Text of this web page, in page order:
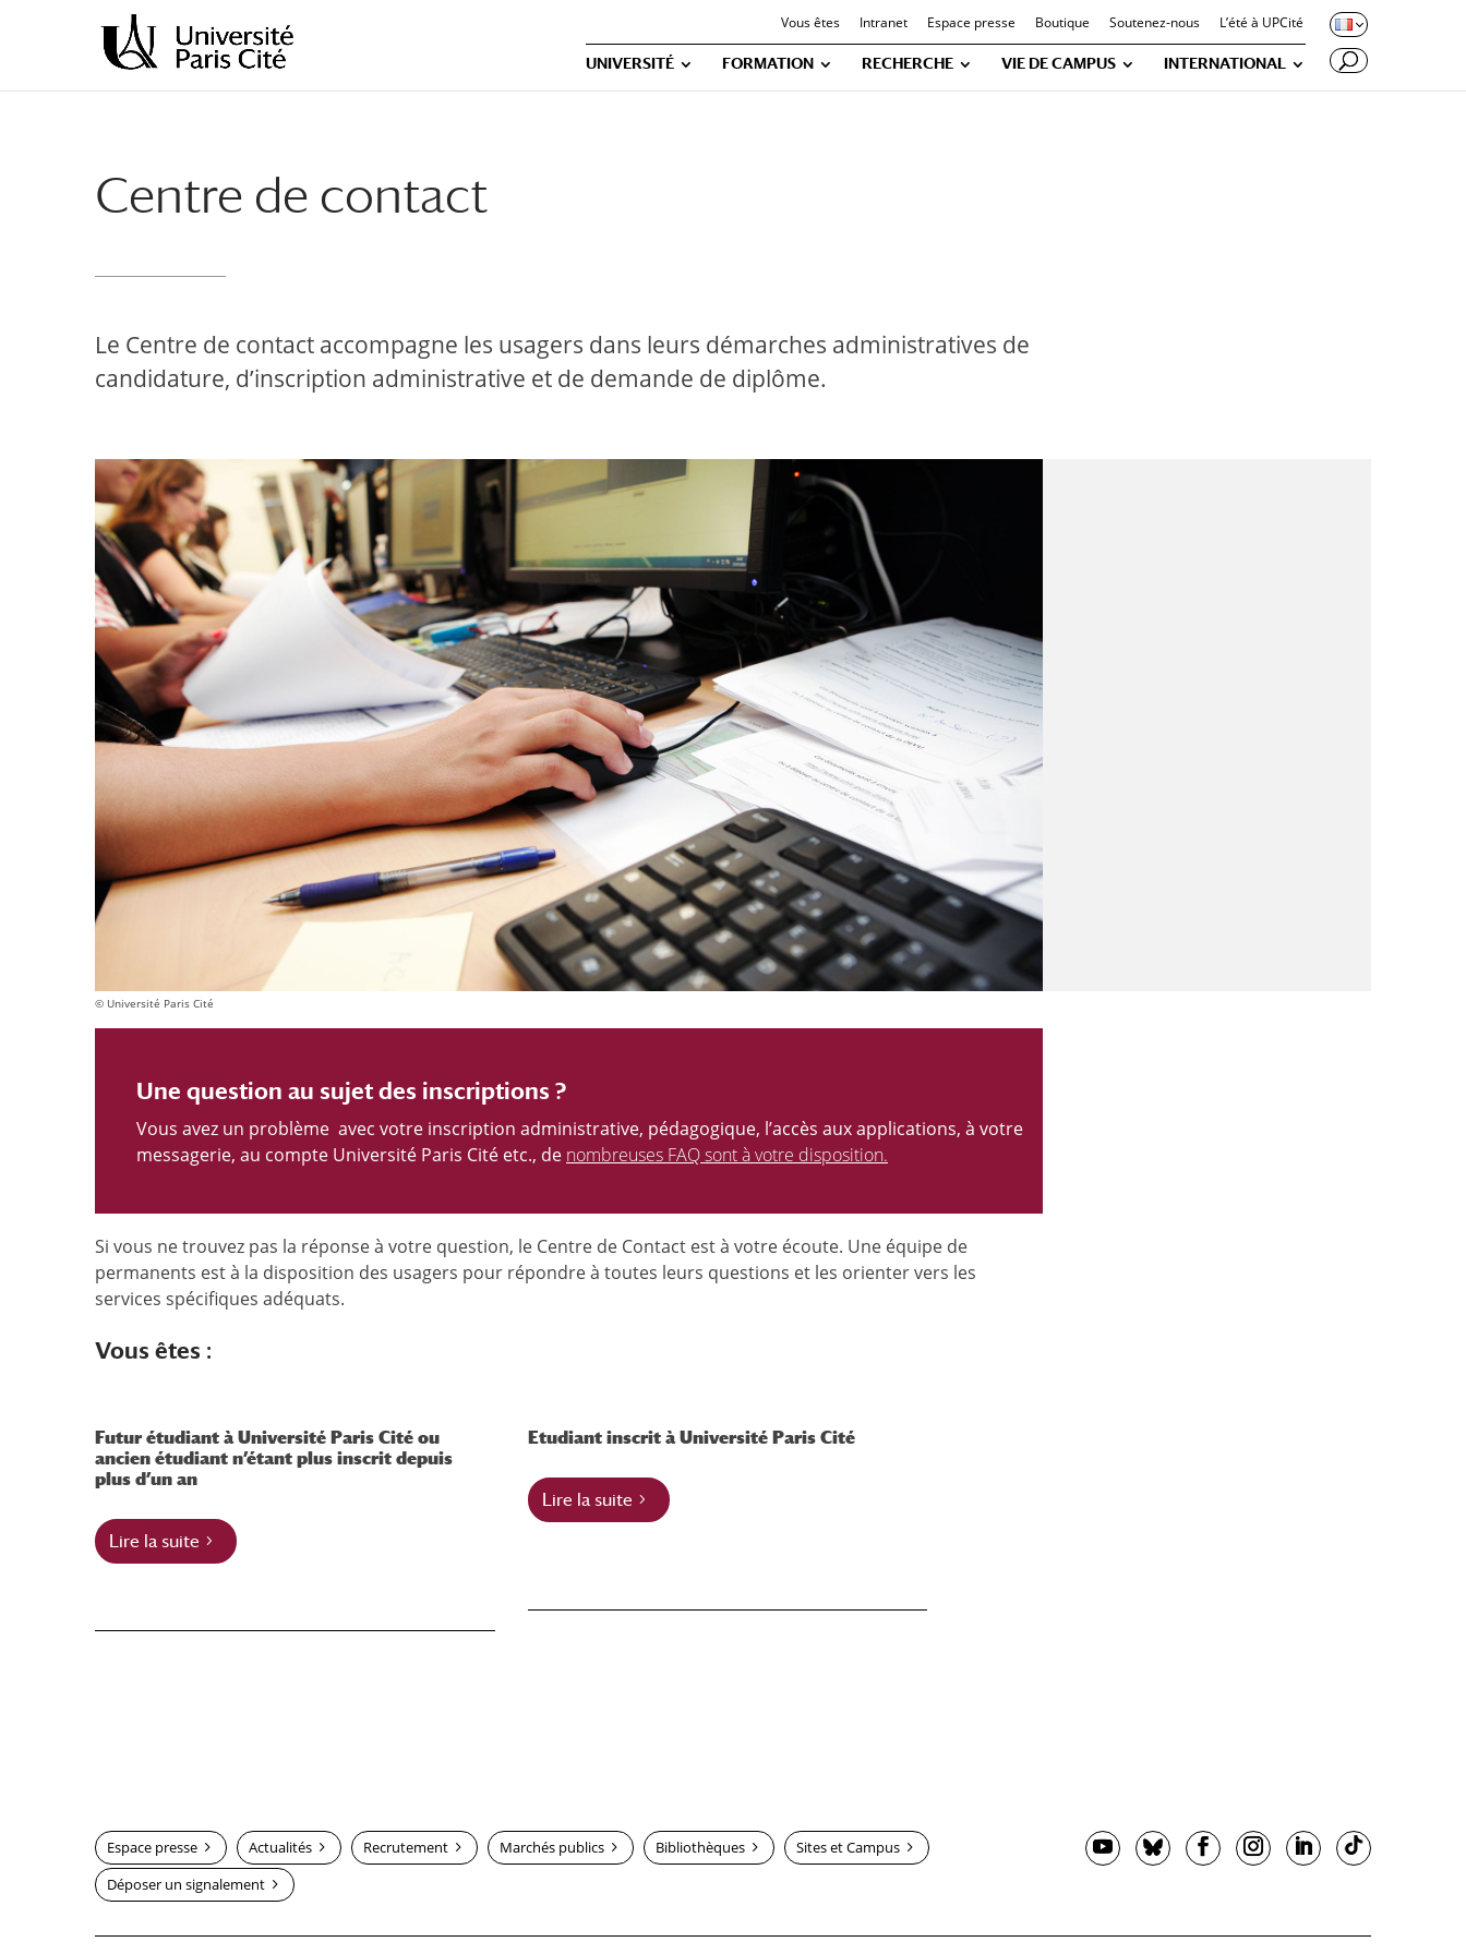
principal
navigation
Vous êtes Intranet Espace presse Boutique Soutenez-nous L’été à UPCité
UNIVERSITÉ FORMATION RECHERCHE VIE DE CAMPUS INTERNATIONAL
Centre de contact
Le Centre de contact accompagne les usagers dans leurs démarches administratives de
candidature, d’inscription administrative et de demande de diplôme.
© Université Paris Cité
Une question au sujet des inscriptions ?
Vous avez un problème avec votre inscription administrative, pédagogique, l’accès aux applications, à votre
messagerie, au compte Université Paris Cité etc., de nombreuses FAQ sont à votre disposition.
Si vous ne trouvez pas la réponse à votre question, le Centre de Contact est à votre écoute. Une équipe de
permanents est à la disposition des usagers pour répondre à toutes leurs questions et les orienter vers les
services spécifiques adéquats.
Vous êtes :
Futur étudiant à Université Paris Cité ou
ancien étudiant n’étant plus inscrit depuis
plus d’un an
Lire la suite
Etudiant inscrit à Université Paris Cité
Lire la suite
Espace presse Actualités Recrutement Marchés publics Bibliothèques
Sites et Campus
Déposer un signalement